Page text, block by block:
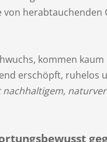
kommen
erschöpft,
nachhaltigem,